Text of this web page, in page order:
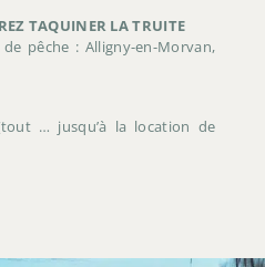
TAQUINER LA TRUITE
pêche : Alligny-en-Morvan,
… jusqu’à la location de